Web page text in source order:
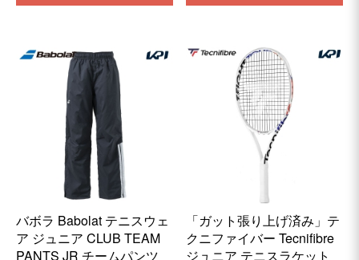
バボラ Babolat テニスウェ
ア ジュニア CLUB TEAM
PANTS JR チームパンツ
「ガット張り上げ済み」テ
クニファイバー Tecnifibre
ジュニア テニスラケット